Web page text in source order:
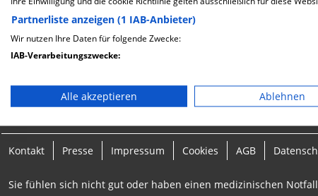
Kontakt Presse Impressum Cookies AGB
Sie fühlen sich nicht gut oder haben einen medizinischen
Partnerliste anzeigen (1 IAB-Anbieter)
Wir nutzen Ihre Daten für folgende Zwecke:
IAB-Verarbeitungszwecke:
Verwendung reduzierter Daten zur Auswahl von
Erstellung von Profilen für personalisierte Werbung
Verwendung von Profilen zur Auswahl personalisierter
Erstellung von Profilen zur Personalisierung von Inhalten
Alle akzeptieren Ablehnen